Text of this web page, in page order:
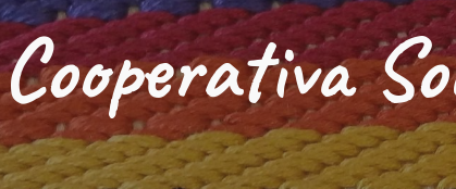
Cooperativa